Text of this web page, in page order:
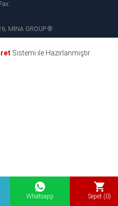
Whatsapp Sepet (0)
Fax:
MİNA GROUP ®
Sistemi ile Hazırlanmıştır.